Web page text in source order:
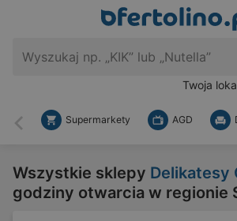
Twoja
Wstecz
Supermarkety AGD
Wszystkie sklepy Delikatesy
godziny otwarcia w regionie